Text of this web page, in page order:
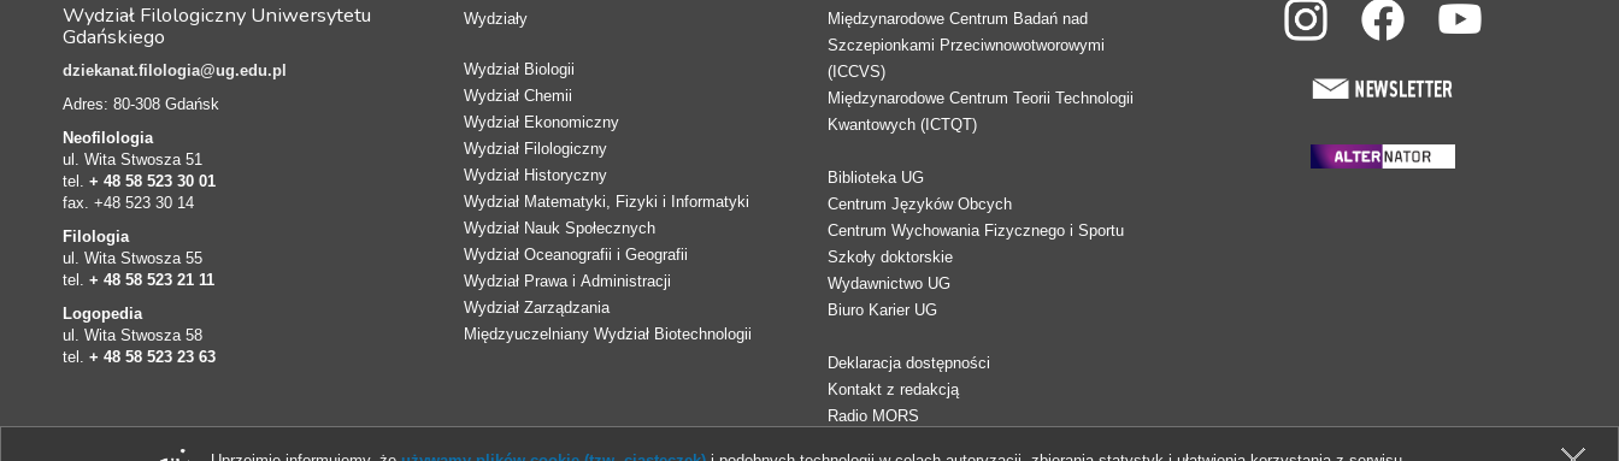
Wydział Filologiczny Uniwersytetu
Gdańskiego
dziekanat.filologia@ug.edu.pl
Adres: 80-308 Gdańsk
Neofilologia
ul. Wita Stwosza 51
tel. + 48 58 523 30 01
fax. +48 523 30 14
Filologia
ul. Wita Stwosza 55
tel. + 48 58 523 21 11
Logopedia
ul. Wita Stwosza 58
tel. + 48 58 523 23 63
Wydziały
Wydział Biologii
Wydział Chemii
Wydział Ekonomiczny
Wydział Filologiczny
Wydział Historyczny
Wydział Matematyki, Fizyki i Informatyki
Wydział Nauk Społecznych
Wydział Oceanografii i Geografii
Wydział Prawa i Administracji
Wydział Zarządzania
Międzyuczelniany Wydział Biotechnologii
Międzynarodowe Centrum Badań nad
Szczepionkami Przeciwnowotworowymi
(ICCVS)
Międzynarodowe Centrum Teorii Technologii
Kwantowych (ICTQT)
Biblioteka UG
Centrum Języków Obcych
Centrum Wychowania Fizycznego i Sportu
Szkoły doktorskie
Wydawnictwo UG
Biuro Karier UG
Deklaracja dostępności
Kontakt z redakcją
Radio MORS